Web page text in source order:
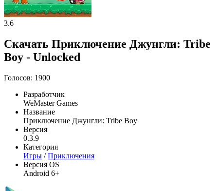
3.6
Скачать Приключение Джунгли: Tribe
Boy - Unlocked
Голосов: 1900
Разработчик
WeMaster Games
Название
Приключение Джунгли: Tribe Boy
Версия
0.3.9
Категория
Игры /Приключения
Версия OS
Android 6+